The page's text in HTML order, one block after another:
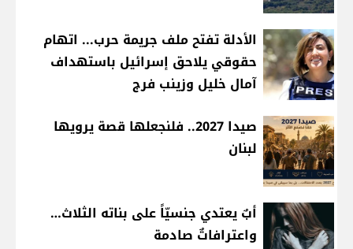
الأدلة تفتح ملف جريمة حرب... اتهام
حقوقي يلاحق إسرائيل باستهداف
آمال خليل وزينب فرج
صيدا 2027.. فلنجعلها قصة يرويها
لبنان
أبٌ يعتدي جنسيّاً على بناته الثلاث…
واعترافاتٌ صادمة